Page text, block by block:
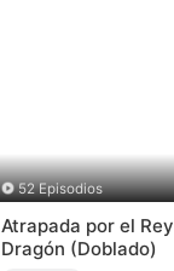
52 Episodios
Atrapada por el Rey
Dragón (Doblado)